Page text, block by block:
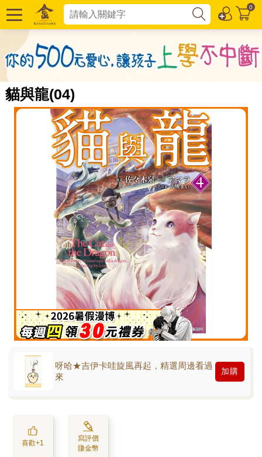
0
貓與龍(04)
呀哈★吉伊卡哇旋風再起，精選周邊看過
來
加購
喜歡+1
寫評價
賺金幣